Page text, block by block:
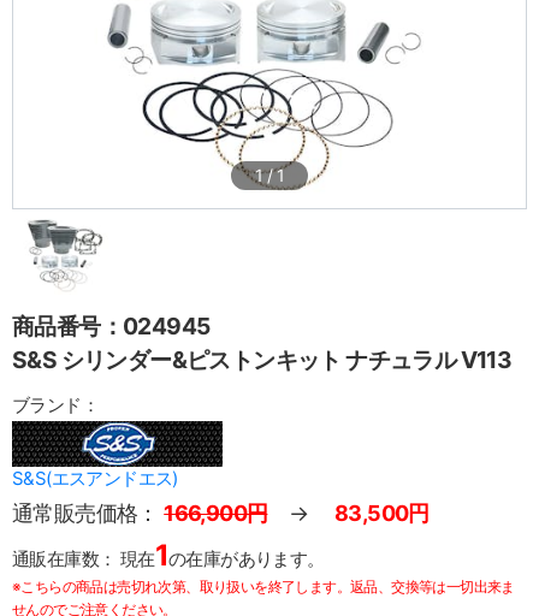
1/1
商品番号：024945
S&S シリンダー&ピストンキット ナチュラル V113
ブランド：
S&S(エスアンドエス)
通常販売価格： 166,900円→ 83,500円
通販在庫数： 現在1の在庫があります。
※こちらの商品は売切れ次第、取り扱いを終了します。返品、交換等は一切出来ま
せんのでご注意ください。